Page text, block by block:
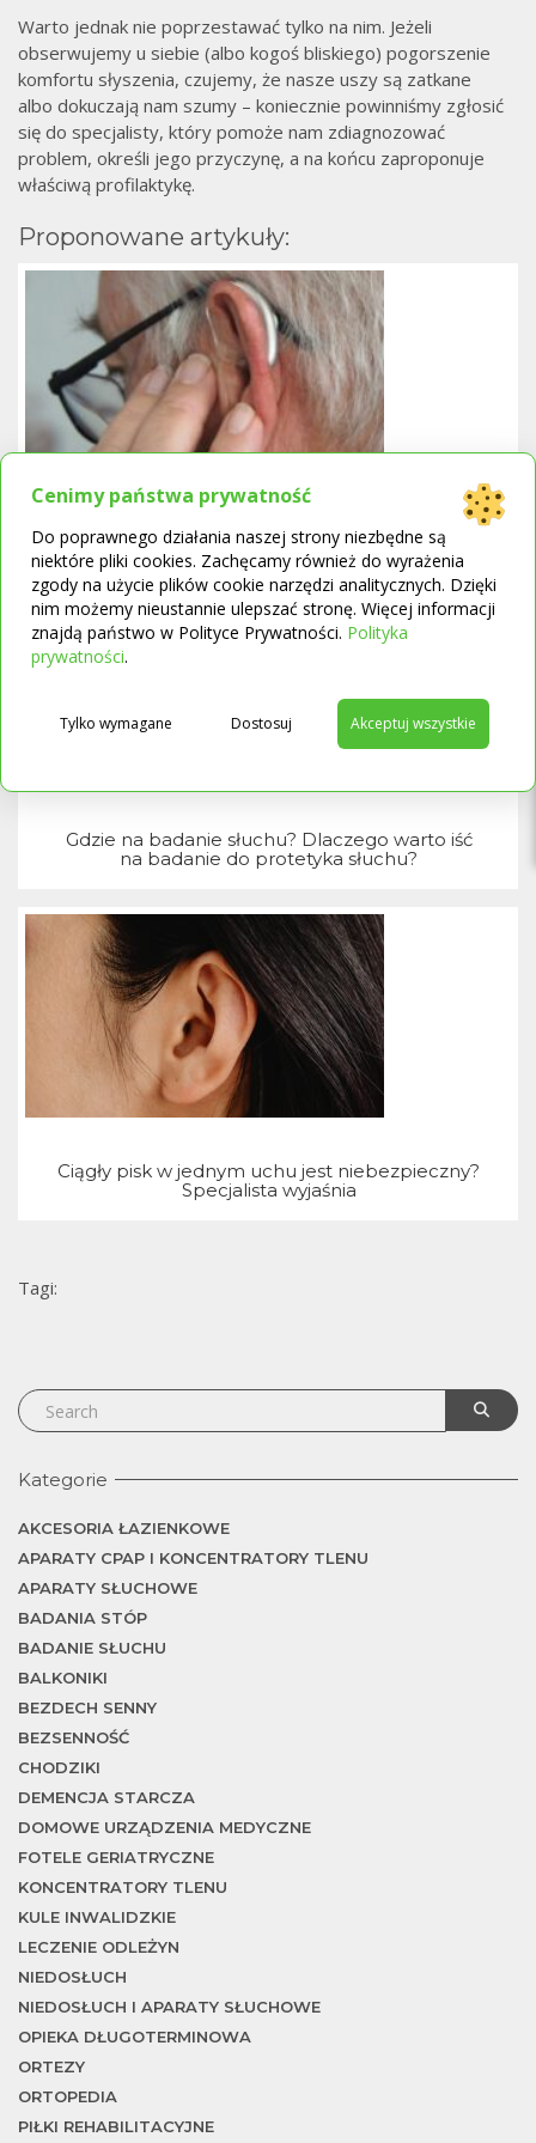
Warto jednak nie poprzestawać tylko na nim. Jeżeli
obserwujemy u siebie (albo kogoś bliskiego) pogorszenie
komfortu słyszenia, czujemy, że nasze uszy są zatkane
albo dokuczają nam szumy – koniecznie powinniśmy zgłosić
się do specjalisty, który pomoże nam zdiagnozować
problem, określi jego przyczynę, a na końcu zaproponuje
właściwą profilaktykę.
Proponowane artykuły:
Aparat słuchowy czy wzmacniacz słuchu?
Gdzie na badanie słuchu? Dlaczego warto iść
na badanie do protetyka słuchu?
Ciągły pisk w jednym uchu jest niebezpieczny?
Specjalista wyjaśnia
Tagi:
Kategorie
AKCESORIA ŁAZIENKOWE
APARATY CPAP I KONCENTRATORY TLENU
APARATY SŁUCHOWE
BADANIA STÓP
BADANIE SŁUCHU
BALKONIKI
BEZDECH SENNY
BEZSENNOŚĆ
CHODZIKI
DEMENCJA STARCZA
DOMOWE URZĄDZENIA MEDYCZNE
FOTELE GERIATRYCZNE
KONCENTRATORY TLENU
KULE INWALIDZKIE
LECZENIE ODLEŻYN
NIEDOSŁUCH
NIEDOSŁUCH I APARATY SŁUCHOWE
OPIEKA DŁUGOTERMINOWA
ORTEZY
ORTOPEDIA
PIŁKI REHABILITACYJNE
Cenimy państwa prywatność
Do poprawnego działania naszej strony niezbędne są
niektóre pliki cookies. Zachęcamy również do wyrażenia
zgody na użycie plików cookie narzędzi analitycznych. Dzięki
nim możemy nieustannie ulepszać stronę. Więcej informacji
znajdą państwo w Polityce Prywatności. Polityka
prywatności.
Dostosuj
Tylko wymagane Akceptuj wszystkie